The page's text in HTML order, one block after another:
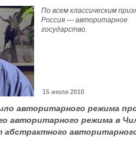
По всем классическим
Россия — авторитарное
государство.
15 июля 2010
авторитарного режима
авторитарного режима в